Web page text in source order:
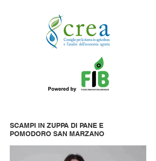
SCAMPI IN ZUPPA DI PANE E
POMODORO SAN MARZANO